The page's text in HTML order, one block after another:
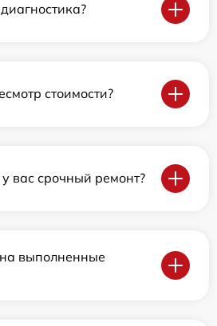
стоимости?
вас срочный ремонт?
на выполненные